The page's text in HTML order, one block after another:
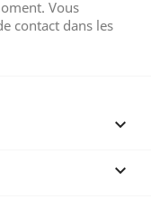
Vous
contact dans les

